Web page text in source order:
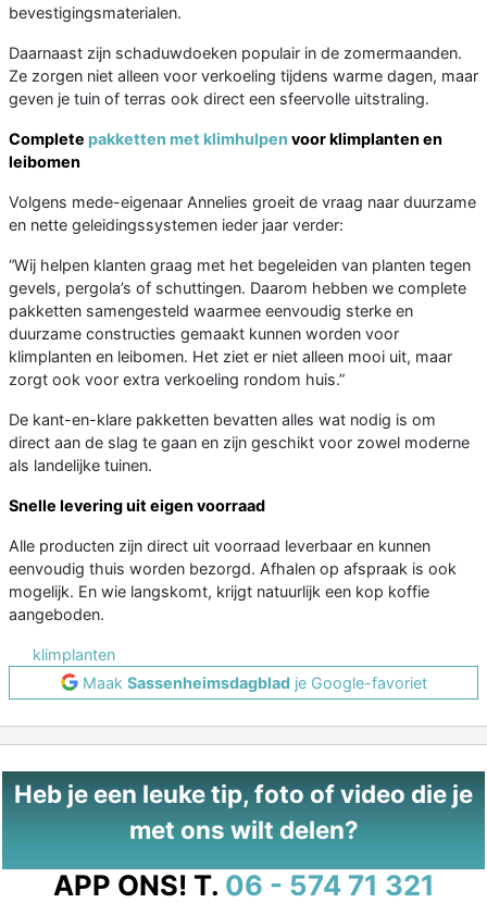
bevestigingsmaterialen.
Daarnaast zijn schaduwdoeken populair in de zomermaanden.
Ze zorgen niet alleen voor verkoeling tijdens warme dagen, maar
geven je tuin of terras ook direct een sfeervolle uitstraling.
Complete pakketten met klimhulpen voor klimplanten en
leibomen
Volgens mede-eigenaar Annelies groeit de vraag naar duurzame
en nette geleidingssystemen ieder jaar verder:
“Wij helpen klanten graag met het begeleiden van planten tegen
gevels, pergola’s of schuttingen. Daarom hebben we complete
pakketten samengesteld waarmee eenvoudig sterke en
duurzame constructies gemaakt kunnen worden voor
klimplanten en leibomen. Het ziet er niet alleen mooi uit, maar
zorgt ook voor extra verkoeling rondom huis.”
De kant-en-klare pakketten bevatten alles wat nodig is om
direct aan de slag te gaan en zijn geschikt voor zowel moderne
als landelijke tuinen.
Snelle levering uit eigen voorraad
Alle producten zijn direct uit voorraad leverbaar en kunnen
eenvoudig thuis worden bezorgd. Afhalen op afspraak is ook
mogelijk. En wie langskomt, krijgt natuurlijk een kop koffie
aangeboden.
klimplanten
Maak Sassenheimsdagbladje Google-favoriet
Heb je een leuke tip, foto of video die je
met ons wilt delen?
APP ONS! T. 06 - 574 71 321